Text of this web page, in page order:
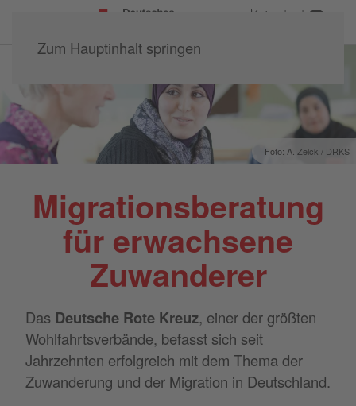
Zum Hauptinhalt springen
Kreisverband
Foto: A. Zelck / DRKS
Migrationsberatung
für erwachsene
Zuwanderer
Das Deutsche Rote Kreuz, einer der größten
Wohlfahrtsverbände, befasst sich seit
Jahrzehnten erfolgreich mit dem Thema der
Zuwanderung und der Migration in Deutschland.